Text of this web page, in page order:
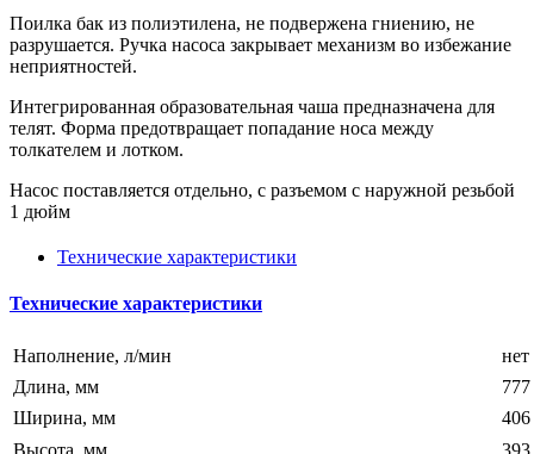
Поилка бак из полиэтилена, не подвержена гниению, не
разрушается. Ручка насоса закрывает механизм во избежание
неприятностей.
Интегрированная образовательная чаша предназначена для
телят. Форма предотвращает попадание носа между
толкателем и лотком.
Насос поставляется отдельно, с разъемом с наружной резьбой
1 дюйм
Технические характеристики
Технические характеристики
Наполнение, л/мин
нет
Длина, мм
777
Ширина, мм
406